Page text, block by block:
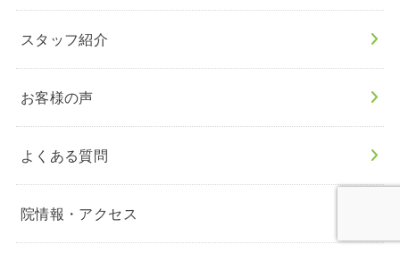
スタッフ紹介
お客様の声
よくある質問
院情報・アクセス